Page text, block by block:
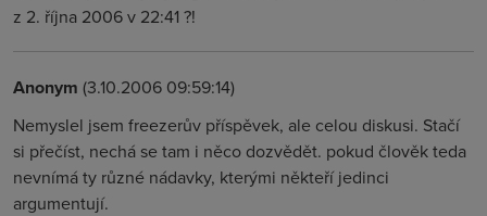
z 2. října 2006 v 22:41 ?!
Anonym (3.10.2006 09:59:14)
Nemyslel jsem freezerův příspěvek, ale celou diskusi. Stačí
si přečíst, nechá se tam i něco dozvědět. pokud člověk teda
nevnímá ty různé nádavky, kterými někteří jedinci
argumentují.